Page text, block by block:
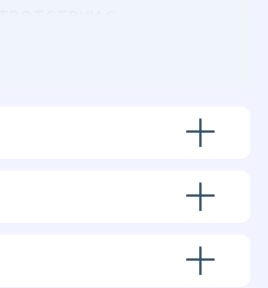
учебного заведения.
структура
учетной